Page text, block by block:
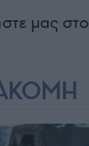
μας στο